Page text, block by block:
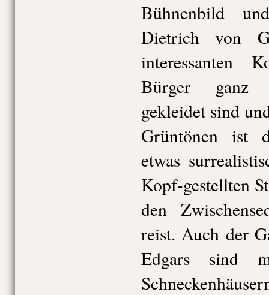
Bühnenbild
Dietrich von
interessanten
Bürger ganz
gekleidet sind
Grüntönen ist
etwas
Kopf-gestellten
den
reist. Auch der
Edgars sind